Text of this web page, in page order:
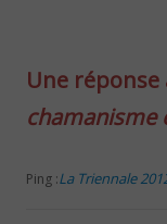
Une réponse
chamanisme
Ping :La Triennale